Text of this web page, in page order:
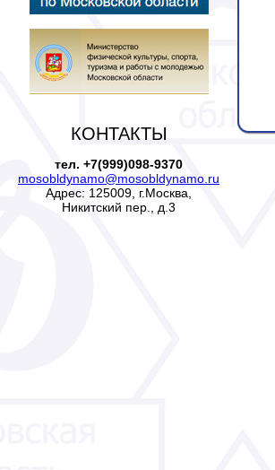
КОНТАКТЫ
тел. +7(999)098-9370
mosobldynamo@mosobldynamo.ru
Адрес: 125009, г.Москва,
Никитский пер., д.3